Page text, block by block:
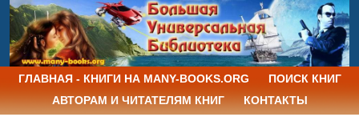
ГЛАВНАЯ - КНИГИ НА MANY-BOOKS.ORG
ПОИСК КНИГ
АВТОРАМ И ЧИТАТЕЛЯМ КНИГ
КОНТАКТЫ